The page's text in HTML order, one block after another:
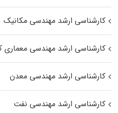
کارشناسی ارشد مهندسی مکانیک
کارشناسی ارشد مهندسی
کارشناسی ارشد مهندسی معدن
کارشناسی ارشد مهندسی نفت